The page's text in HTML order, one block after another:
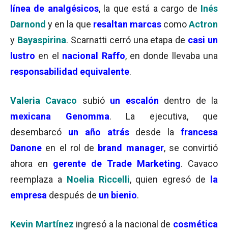
línea de analgésicos, la que está a cargo de Inés
Darnond y en la que resaltan marcascomoActron
y Bayaspirina. Scarnatti cerró una etapa de casi un
lustro en el nacional Raffo, en donde llevaba una
responsabilidad equivalente.
Valeria Cavaco subió un escalón dentro de la
mexicana Genomma. La ejecutiva, que
desembarcó un año atrás desde lafrancesa
Danone en el rol de brand manager, se convirtió
ahora en gerente de Trade Marketing. Cavaco
reemplaza a Noelia Riccelli, quien egresó de
la
empresa después de un bienio.
Kevin Martínez ingresó a la nacional de cosmética